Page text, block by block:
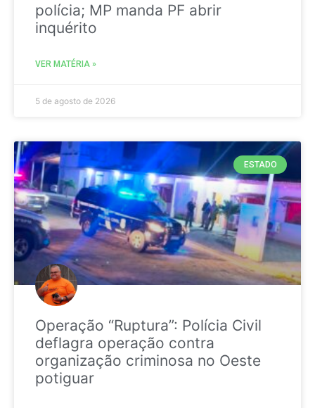
polícia; MP manda PF abrir
inquérito
VER MATÉRIA »
5 de agosto de 2026
ESTADO
Operação “Ruptura”: Polícia Civil
deflagra operação contra
organização criminosa no Oeste
potiguar